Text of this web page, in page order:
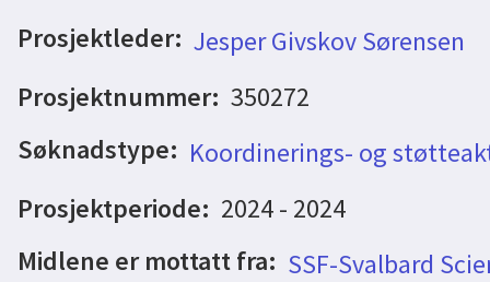
Prosjektleder: Jesper Givskov Sørensen
Prosjektnummer: 350272
Søknadstype: Koordinerings- og
Prosjektperiode: 2024 - 2024
Midlene er mottatt fra: SSF-Svalbard